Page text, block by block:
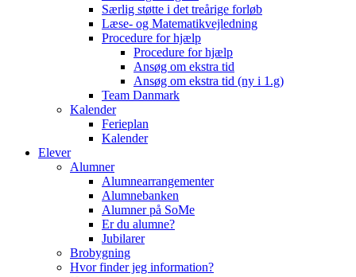
Særlig støtte i det treårige forløb
Læse- og Matematikvejledning
Procedure for hjælp
Procedure for hjælp
Ansøg om ekstra tid
Ansøg om ekstra tid (ny i 1.g)
Team Danmark
Kalender
Ferieplan
Kalender
Elever
Alumner
Alumnearrangementer
Alumnebanken
Alumner på SoMe
Er du alumne?
Jubilarer
Brobygning
Hvor finder jeg information?